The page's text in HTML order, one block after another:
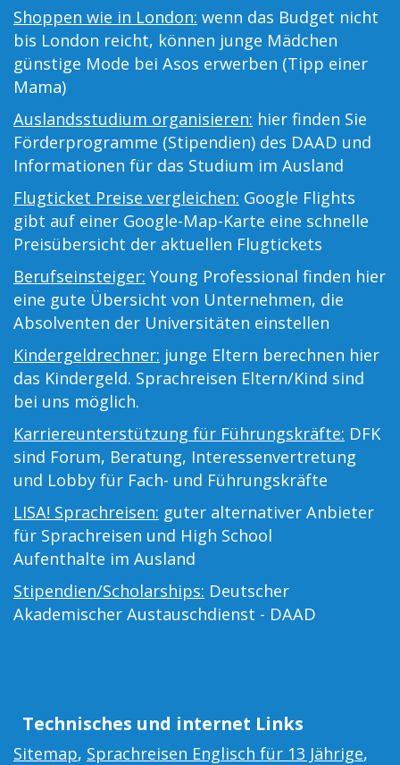
Shoppen wie in London: wenn das Budget nicht
bis London reicht, können junge Mädchen
günstige Mode bei Asos erwerben (Tipp einer
Mama)
Auslandsstudium organisieren: hier finden Sie
Förderprogramme (Stipendien) des DAAD und
Informationen für das Studium im Ausland
Flugticket Preise vergleichen: Google Flights
gibt auf einer Google-Map-Karte eine schnelle
Preisübersicht der aktuellen Flugtickets
Berufseinsteiger: Young Professional finden hier
eine gute Übersicht von Unternehmen, die
Absolventen der Universitäten einstellen
Kindergeldrechner: junge Eltern berechnen hier
das Kindergeld. Sprachreisen Eltern/Kind sind
bei uns möglich.
Karriereunterstützung für Führungskräfte: DFK
sind Forum, Beratung, Interessenvertretung
und Lobby für Fach- und Führungskräfte
LISA! Sprachreisen: guter alternativer Anbieter
für Sprachreisen und High School
Aufenthalte im Ausland
Stipendien/Scholarships: Deutscher
Akademischer Austauschdienst - DAAD
Technisches und internet Links
Sitemap, Sprachreisen Englisch für 13 Jährige,